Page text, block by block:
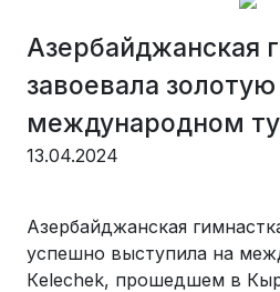
Азербайджанская
завоевала
международном
13.04.2024
Азербайджанская
успешно выступила на
Кelechek, прошедшем в